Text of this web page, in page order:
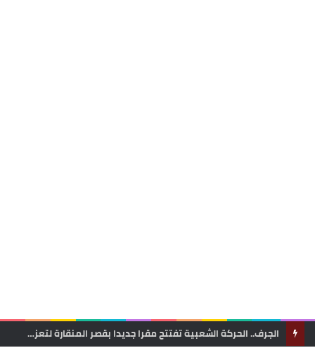
زاكورة: جمعية الفيلم الوثائقي تحتج على إقصاء ملفها من دعم المهرجانات السينمائية